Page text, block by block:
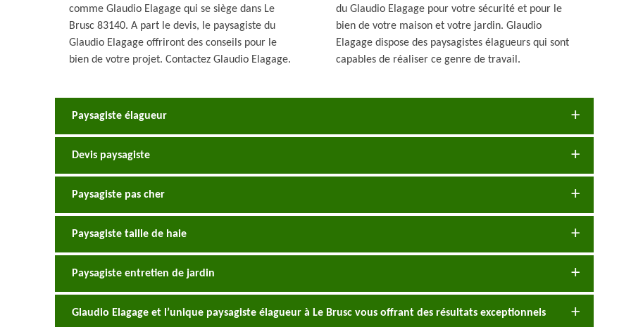
comme Glaudio Elagage qui se siège dans Le
Brusc 83140. A part le devis, le paysagiste du
Glaudio Elagage offriront des conseils pour le
bien de votre projet. Contactez Glaudio Elagage.
du Glaudio Elagage pour votre sécurité et pour le
bien de votre maison et votre jardin. Glaudio
Elagage dispose des paysagistes élagueurs qui sont
capables de réaliser ce genre de travail.
Paysagiste élagueur
Devis paysagiste
Paysagiste pas cher
Paysagiste taille de haie
Paysagiste entretien de jardin
Glaudio Elagage et l’unique paysagiste élagueur à Le Brusc vous offrant des résultats exceptionnels